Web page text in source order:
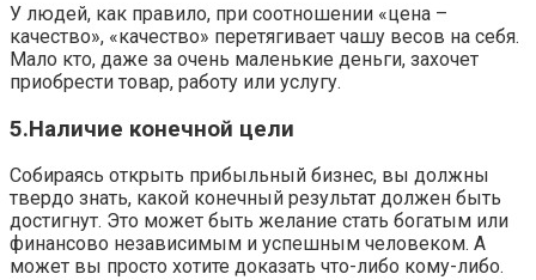
У людей, как правило, при соотношении «цена –
качество», «качество» перетягивает чашу весов на себя.
Мало кто, даже за очень маленькие деньги, захочет
приобрести товар, работу или услугу.
5.Наличие конечной цели
Собираясь открыть прибыльный бизнес, вы должны
твердо знать, какой конечный результат должен быть
достигнут. Это может быть желание стать богатым или
финансово независимым и успешным человеком. А
может вы просто хотите доказать что-либо кому-либо.